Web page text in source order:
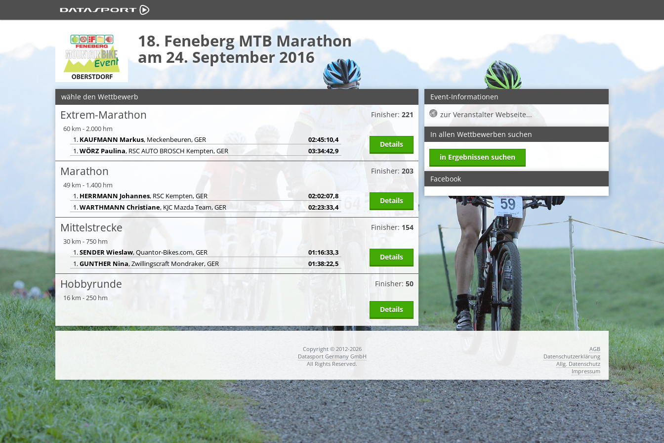
18. Feneberg MTB Marathon
am 24. September 2016
wähle den Wettbewerb
Extrem-Marathon
60 km - 2.000 hm
1. KAUFMANN Markus, Meckenbeuren, GER
02:45:10,4
1.WÖRZ Paulina, RSC AUTO BROSCH Kempten, GER 03:34:42,9
Finisher: 221
Details
Marathon
49 km - 1.400 hm
1. HERRMANN Johannes, RSC Kempten, GER
02:02:07,8
1.WARTHMANN Christiane, KJC Mazda Team, GER 02:23:33,4
Finisher: 203
Details
Mittelstrecke
30 km - 750 hm
1.SENDER Wieslaw, Quantor-Bikes.com, GER
01:16:33,3
1.GUNTHER Nina, Zwillingscraft Mondraker, GER 01:38:22,5
Finisher: 154
Details
Hobbyrunde
16 km - 250 hm
Finisher: 50
Details
Event-Informationen
zur Veranstalter Webseite...
In allen Wettbewerben suchen
in Ergebnissen suchen
Facebook
Copyright © 2012-2026
Datasport Germany GmbH
All Rights Reserved.
AGB
Datenschutzerklärung
Allg. Datenschutz
Impressum